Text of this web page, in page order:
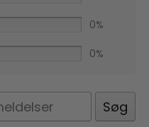
0%
0%
Søg